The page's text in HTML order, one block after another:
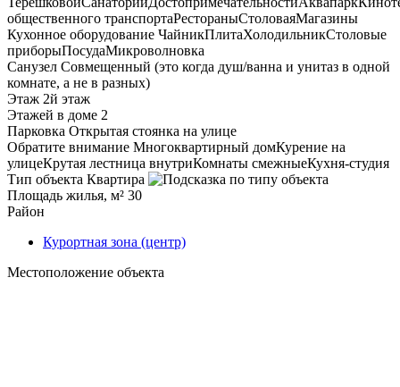
общественного транспортаРестораныСтоловаяМагазины
Кухонное оборудование ЧайникПлитаХолодильникСтоловые
приборыПосудаМикроволновка
Санузел Совмещенный (это когда душ/ванна и унитаз в одной
комнате, а не в разных)
Этаж 2й этаж
Этажей в доме 2
Парковка Открытая стоянка на улице
Обратите внимание Многоквартирный домКурение на
улицеКрутая лестница внутриКомнаты смежныеКухня-студия
Тип объекта Квартира
Площадь жилья, м² 30
Район
Курортная зона (центр)
Местоположение объекта